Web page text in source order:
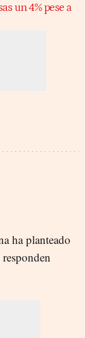
un 4% pese a
ha planteado